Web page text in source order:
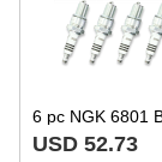
USD 52.73